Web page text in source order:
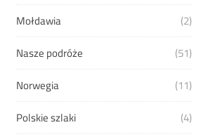
Mołdawia
(2)
Nasze podróże
(51)
Norwegia
(11)
Polskie szlaki
(4)